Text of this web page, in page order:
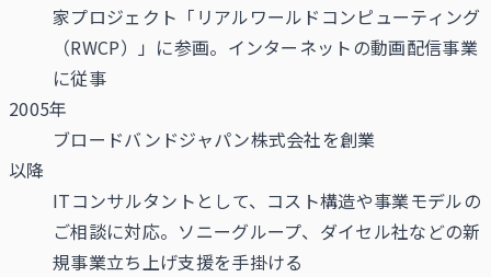
家プロジェクト「リアルワールドコンピューティング
（RWCP）」に参画。インターネットの動画配信事業
に従事
2005年
ブロードバンドジャパン株式会社を創業
以降
ITコンサルタントとして、コスト構造や事業モデルの
ご相談に対応。ソニーグループ、ダイセル社などの新
規事業立ち上げ支援を手掛ける